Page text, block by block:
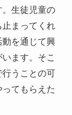
生徒児童の
まってくれ
を通じて興
ます。そこ
うことの可
てもらえた